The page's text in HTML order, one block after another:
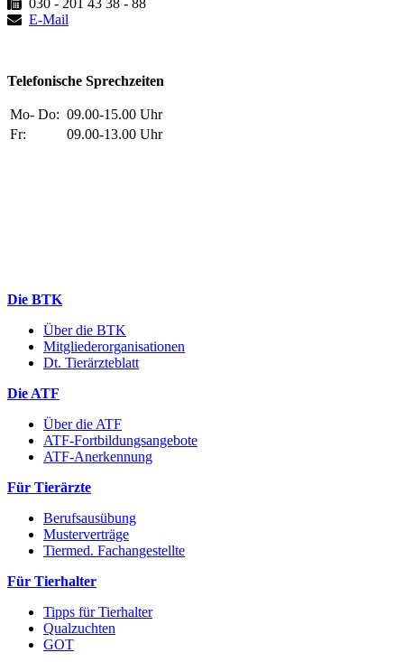
E-Mail
Telefonische Sprechzeiten
Mo- Do: 09.00-15.00 Uhr
Fr:
09.00-13.00 Uhr
Die BTK
Über die BTK
Mitgliederorganisationen
Dt. Tierärzteblatt
Die ATF
Über die ATF
ATF-Fortbildungsangebote
ATF-Anerkennung
Für Tierärzte
Berufsausübung
Musterverträge
Tiermed. Fachangestellte
Für Tierhalter
Tipps für Tierhalter
Qualzuchten
GOT